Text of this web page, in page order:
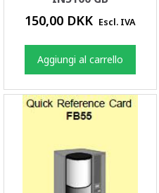
150,00 DKK Escl. IVA
Aggiungi al carrello